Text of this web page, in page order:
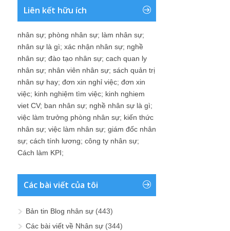
Liên kết hữu ích
nhân sự; phòng nhân sự; làm nhân sự;
nhân sự là gì; xác nhận nhân sự; nghề
nhân sự; đào tạo nhân sự; cach quan ly
nhân sự; nhân viên nhân sự; sách quản trị
nhân sự hay; đơn xin nghỉ việc; đơn xin
việc; kinh nghiệm tìm việc; kinh nghiem
viet CV; ban nhân sự; nghề nhân sự là gì;
việc làm trưởng phòng nhân sự; kiến thức
nhân sự; việc làm nhân sự; giám đốc nhân
sự; cách tính lương; công ty nhân sự;
Cách làm KPI;
Các bài viết của tôi
Bản tin Blog nhân sự (443)
Các bài viết về Nhân sự (344)